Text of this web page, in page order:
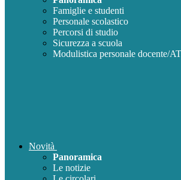
Famiglie e studenti
Personale scolastico
Percorsi di studio
Sicurezza a scuola
Modulistica personale docente/
Novità
Panoramica
Le notizie